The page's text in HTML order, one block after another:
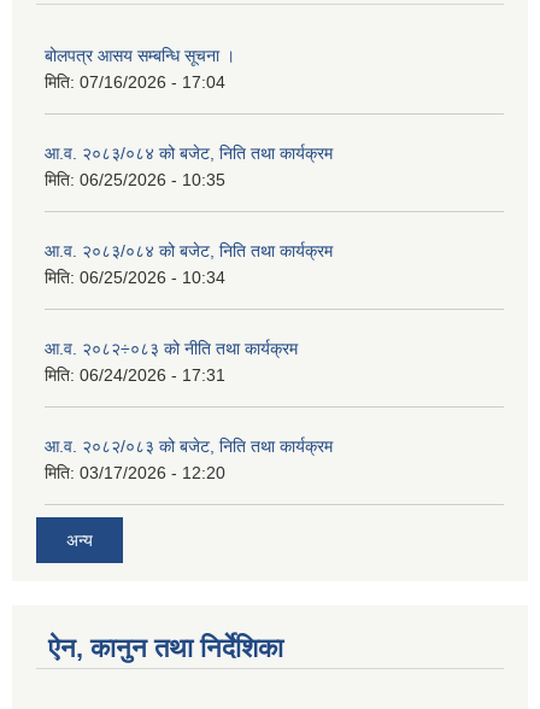
बोलपत्र आसय सम्बन्धि सूचना ।
मिति: 07/16/2026 - 17:04
आ.व. २०८३/०८४ को बजेट, निति तथा कार्यक्रम
मिति: 06/25/2026 - 10:35
आ.व. २०८३/०८४ को बजेट, निति तथा कार्यक्रम
मिति: 06/25/2026 - 10:34
आ.व. २०८२÷०८३ को नीति तथा कार्यक्रम
मिति: 06/24/2026 - 17:31
आ.व. २०८२/०८३ को बजेट, निति तथा कार्यक्रम
मिति: 03/17/2026 - 12:20
अन्य
ऐन, कानुन तथा निर्देशिका